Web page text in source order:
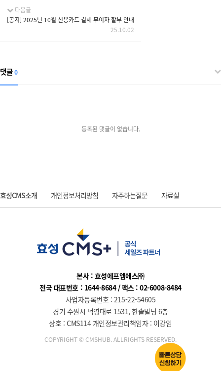
다음글
[공지] 2025년 10월 신용카드 결제 무이자 할부 안내
25.10.02
댓글0
등록된 댓글이 없습니다.
효성CMS소개 개인정보처리방침 자주하는질문 자료실
본사 : 효성에프엠에스㈜
전국 대표번호 : 1644-8684 / 팩스 : 02-6008-8484
사업자등록번호 : 215-22-54605
경기 수원시 덕영대로 1531, 한솔빌딩 6층
상호 : CMS114 개인정보관리책임자 : 이강임
COPYRIGHT © CMSHUB. ALLRIGHTS RESERVED.